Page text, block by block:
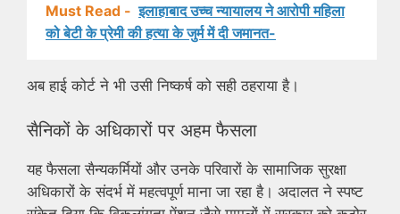
Must Read - इलाहाबाद उच्च न्यायालय ने आरोपी महिला
को बेटी के प्रेमी की हत्या के जुर्म में दी जमानत-
अब हाई कोर्ट ने भी उसी निष्कर्ष को सही ठहराया है।
सैनिकों के अधिकारों पर अहम फैसला
यह फैसला सैन्यकर्मियों और उनके परिवारों के सामाजिक सुरक्षा
अधिकारों के संदर्भ में महत्वपूर्ण माना जा रहा है। अदालत ने स्पष्ट